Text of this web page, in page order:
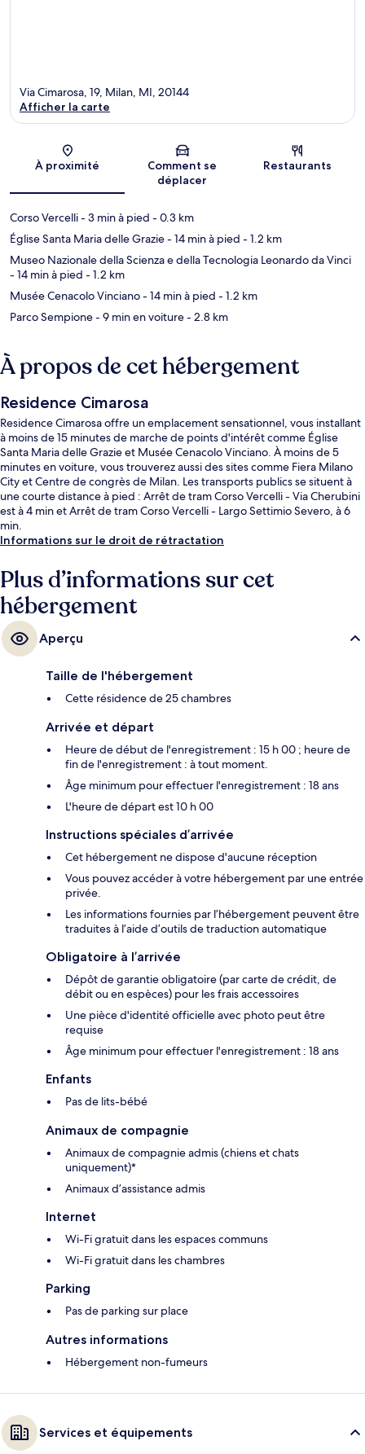
Carte
Via Cimarosa, 19, Milan, MI, 20144
Afficher la carte
À proximité
Comment se
déplacer
Restaurants
Corso Vercelli- 3 min à pied - 0.3 km
Église Santa Maria delle Grazie- 14 min à pied - 1.2 km
Museo Nazionale della Scienza e della Tecnologia Leonardo da Vinci
- 14 min à pied - 1.2 km
Musée Cenacolo Vinciano- 14 min à pied - 1.2 km
Parco Sempione- 9 min en voiture- 2.8 km
À propos de cet hébergement
Residence Cimarosa
Residence Cimarosa offre un emplacement sensationnel, vous installant
à moins de 15 minutes de marche de points d'intérêt comme Église
Santa Maria delle Grazie et Musée Cenacolo Vinciano. À moins de 5
minutes en voiture, vous trouverez aussi des sites comme Fiera Milano
City et Centre de congrès de Milan. Les transports publics se situent à
une courte distance à pied : Arrêt de tram Corso Vercelli - Via Cherubini
est à 4 min et Arrêt de tram Corso Vercelli - Largo Settimio Severo, à 6
min.
Informations sur le droit de rétractation
Plus d’informations sur cet
hébergement
Aperçu
Taille de l'hébergement
Cette résidence de 25 chambres
Arrivée et départ
Heure de début de l'enregistrement : 15 h 00 ; heure de
fin de l'enregistrement : à tout moment.
Âge minimum pour effectuer l'enregistrement : 18 ans
L'heure de départ est 10 h 00
Instructions spéciales d’arrivée
Cet hébergement ne dispose d'aucune réception
Vous pouvez accéder à votre hébergement par une entrée
privée.
Les informations fournies par l’hébergement peuvent être
traduites à l’aide d’outils de traduction automatique
Obligatoire à l’arrivée
Dépôt de garantie obligatoire (par carte de crédit, de
débit ou en espèces) pour les frais accessoires
Une pièce d'identité officielle avec photo peut être
requise
Âge minimum pour effectuer l'enregistrement : 18 ans
Enfants
Pas de lits-bébé
Animaux de compagnie
Animaux de compagnie admis (chiens et chats
uniquement)*
Animaux d’assistance admis
Internet
Wi-Fi gratuit dans les espaces communs
Wi-Fi gratuit dans les chambres
Parking
Pas de parking sur place
Autres informations
Hébergement non-fumeurs
Services et équipements